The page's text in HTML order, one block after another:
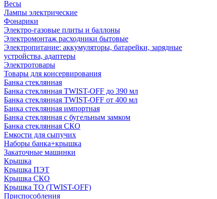
Весы
Лампы электрические
Фонарики
Электро-газовые плиты и баллоны
Электромонтаж расходники бытовые
Электропитание: аккумуляторы, батарейки, зарядные
устройства, адаптеры
Электротовары
Товары для консервирования
Банка стеклянная
Банка стеклянная TWIST-OFF до 390 мл
Банка стеклянная TWIST-OFF от 400 мл
Банка стеклянная импортная
Банка стеклянная с бугельным замком
Банка стеклянная СКО
Емкости для сыпучих
Наборы банка+крышка
Закаточные машинки
Крышка
Крышка ПЭТ
Крышка СКО
Крышка ТО (TWIST-OFF)
Приспособления